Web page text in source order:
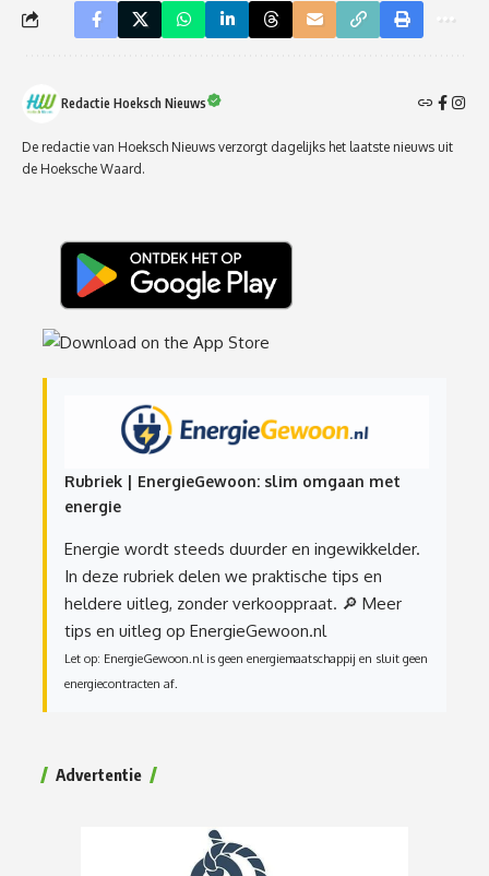
Redactie Hoeksch Nieuws
De redactie van Hoeksch Nieuws verzorgt dagelijks het laatste nieuws uit
de Hoeksche Waard.
Rubriek | EnergieGewoon: slim omgaan met
energie
Energie wordt steeds duurder en ingewikkelder.
In deze rubriek delen we praktische tips en
heldere uitleg, zonder verkooppraat. 🔎 Meer
tips en uitleg op EnergieGewoon.nl
Let op: EnergieGewoon.nl is geen energiemaatschappij en sluit geen
energiecontracten af.
Advertentie